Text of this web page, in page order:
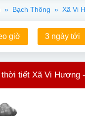
» Bạch Thông » Xã Vi
giờ 3 ngày tới
tiết Xã Vi Hương